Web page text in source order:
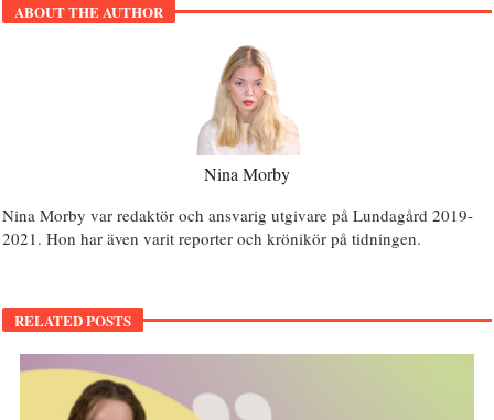
ABOUT THE AUTHOR
Nina Morby
Nina Morby var redaktör och ansvarig utgivare på Lundagård 2019-
2021. Hon har även varit reporter och krönikör på tidningen.
RELATED POSTS